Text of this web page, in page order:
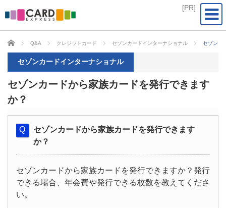
CARD EXPRESS
Q&A クレジットカード セゾンカードインターナショナル セゾンカ
セゾンカードインターナショナル
セゾンカードから家族カードを発行できます
か？
セゾンカードから家族カードを発行できます
か？
セゾンカードから家族カードを発行できますか？発行
できる場合、年会費や発行できる枚数を教えてくださ
い。